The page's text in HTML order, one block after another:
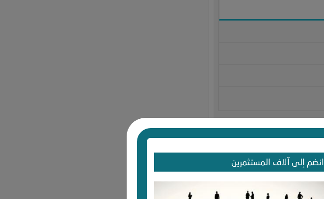
انضم إلى آلاف المستثمرين